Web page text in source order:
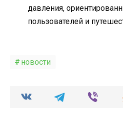
давления,
пользователей и
новости